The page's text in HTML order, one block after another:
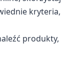
kryteria,
produkty,